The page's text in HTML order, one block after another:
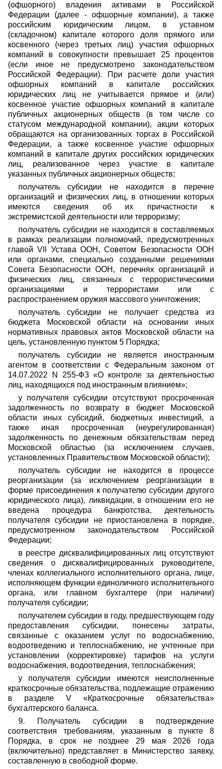
(офшорного) владения активами в Российской
Федерации (далее - офшорные компании), а также
российским юридическим лицом, в уставном
(складочном) капитале которого доля прямого или
косвенного (через третьих лиц) участия офшорных
компаний в совокупности превышает 25 процентов
(если иное не предусмотрено законодательством
Российской Федерации). При расчете доли участия
офшорных компаний в капитале российских
юридических лиц не учитывается прямое и (или)
косвенное участие офшорных компаний в капитале
публичных акционерных обществ (в том числе со
статусом международной компании), акции которых
обращаются на организованных торгах в Российской
Федерации, а также косвенное участие офшорных
компаний в капитале других российских юридических
лиц, реализованное через участие в капитале
указанных публичных акционерных обществ;
получатель субсидии не находится в перечне
организаций и физических лиц, в отношении которых
имеются сведения об их причастности к
экстремистской деятельности или терроризму;
получатель субсидии не находится в составляемых
в рамках реализации полномочий, предусмотренных
главой VII Устава ООН, Советом Безопасности ООН
или органами, специально созданными решениями
Совета Безопасности ООН, перечнях организаций и
физических лиц, связанных с террористическими
организациями и террористами или с
распространением оружия массового уничтожения;
получатель субсидии не получает средства из
бюджета Московской области на основании иных
нормативных правовых актов Московской области на
цель, установленную пунктом 5 Порядка;
получатель субсидии не является иностранным
агентом в соответствии с Федеральным законом от
14.07.2022 N 255-ФЗ «О контроле за деятельностью
лиц, находящихся под иностранным влиянием»;
у получателя субсидии отсутствуют просроченная
задолженность по возврату в бюджет Московской
области иных субсидий, бюджетных инвестиций, а
также иная просроченная (неурегулированная)
задолженность по денежным обязательствам перед
Московской областью (за исключением случаев,
установленных Правительством Московской области);
получатель субсидии не находится в процессе
реорганизации (за исключением реорганизации в
форме присоединения к получателю субсидии другого
юридического лица), ликвидации, в отношении его не
введена процедура банкротства, деятельность
получателя субсидии не приостановлена в порядке,
предусмотренном законодательством Российской
Федерации;
в реестре дисквалифицированных лиц отсутствуют
сведения о дисквалифицированных руководителе,
членах коллегиального исполнительного органа, лице,
исполняющем функции единоличного исполнительного
органа, или главном бухгалтере (при наличии)
получателя субсидии;
получателем субсидии в году, предшествующем году
предоставления субсидии, понесены затраты,
связанные с оказанием услуг по водоснабжению,
водоотведению и теплоснабжению, не учтенные при
установлении (корректировке) тарифов на услуги
водоснабжения, водоотведения, теплоснабжения;
у получателя субсидии имеются неисполненные
краткосрочные обязательства, подлежащие отражению
в разделе V «Краткосрочные обязательства»
бухгалтерского баланса.
9. Получатель субсидии в подтверждение
соответствия требованиям, указанным в пункте 8
Порядка, в срок не позднее 29 мая 2026 года
(включительно) представляет в Министерство заявку,
составленную в свободной форме.